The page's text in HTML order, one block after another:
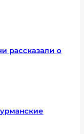
рассказали о